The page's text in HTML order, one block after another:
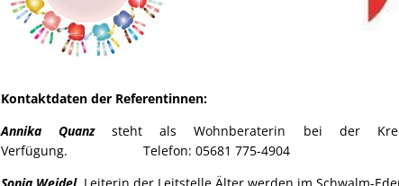
Kontaktdaten der Referentinnen:
Annika Quanzsteht als Wohnberaterin bei der
Verfügung. Telefon: 05681 775-4904